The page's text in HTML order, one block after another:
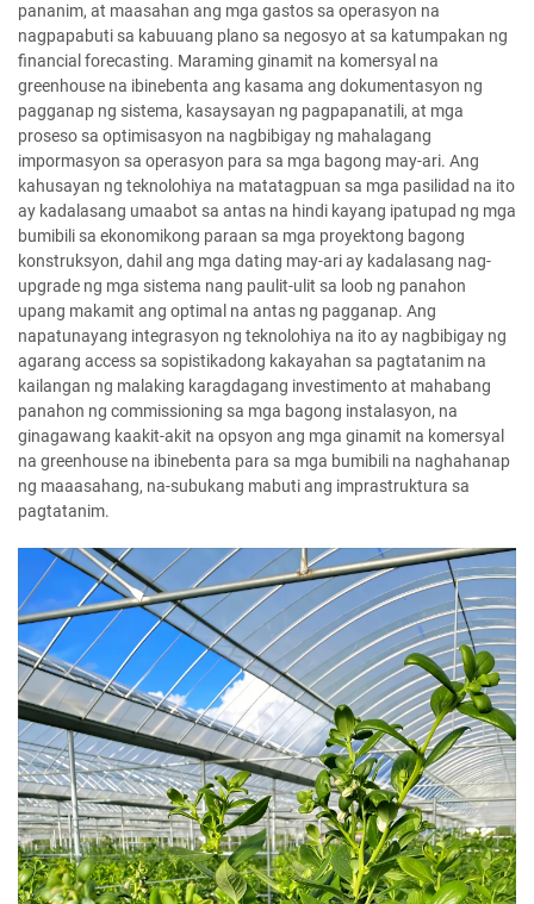
pananim, at maasahan ang mga gastos sa operasyon na
nagpapabuti sa kabuuang plano sa negosyo at sa katumpakan ng
financial forecasting. Maraming ginamit na komersyal na
greenhouse na ibinebenta ang kasama ang dokumentasyon ng
pagganap ng sistema, kasaysayan ng pagpapanatili, at mga
proseso sa optimisasyon na nagbibigay ng mahalagang
impormasyon sa operasyon para sa mga bagong may-ari. Ang
kahusayan ng teknolohiya na matatagpuan sa mga pasilidad na ito
ay kadalasang umaabot sa antas na hindi kayang ipatupad ng mga
bumibili sa ekonomikong paraan sa mga proyektong bagong
konstruksyon, dahil ang mga dating may-ari ay kadalasang nag-
upgrade ng mga sistema nang paulit-ulit sa loob ng panahon
upang makamit ang optimal na antas ng pagganap. Ang
napatunayang integrasyon ng teknolohiya na ito ay nagbibigay ng
agarang access sa sopistikadong kakayahan sa pagtatanim na
kailangan ng malaking karagdagang investimento at mahabang
panahon ng commissioning sa mga bagong instalasyon, na
ginagawang kaakit-akit na opsyon ang mga ginamit na komersyal
na greenhouse na ibinebenta para sa mga bumibili na naghahanap
ng maaasahang, na-subukang mabuti ang imprastruktura sa
pagtatanim.